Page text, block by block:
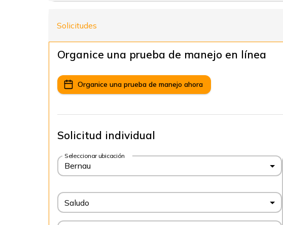
Solicitudes
Organice una prueba de manejo en línea
Organice una prueba de manejo ahora
Solicitud individual
Seleccionar ubicación
Bernau
Saludo